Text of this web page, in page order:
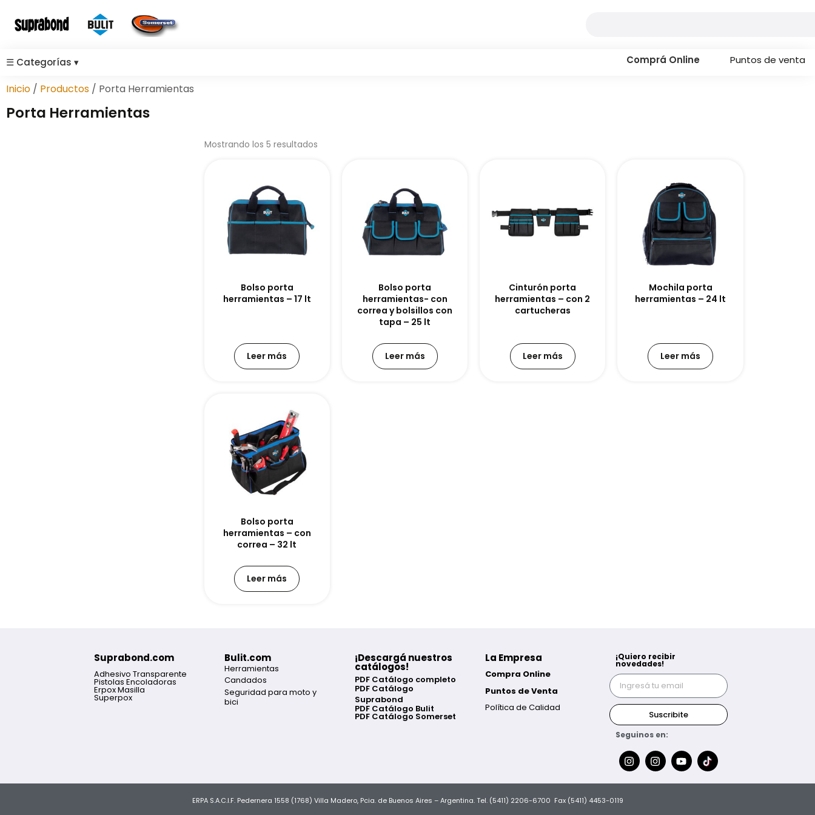
☰ Categorías ▾ Comprá Online Puntos de venta
Inicio / Productos / Porta Herramientas
Porta Herramientas
Mostrando los 5 resultados
Bolso porta
herramientas – 17 lt
Leer más
Bolso porta
herramientas- con
correa y bolsillos con
tapa – 25 lt
Leer más
Cinturón porta
herramientas – con 2
cartucheras
Leer más
Mochila porta
herramientas – 24 lt
Leer más
Bolso porta
herramientas – con
correa – 32 lt
Leer más
Suprabond.com
Adhesivo Transparente
Pistolas Encoladoras
Erpox Masilla
Superpox
Bulit.com
Herramientas
Candados
Seguridad para moto y
bici
¡Descargá nuestros
catálogos!
PDF Catálogo completo
PDF Catálogo
Suprabond
PDF Catálogo Bulit
PDF Catálogo Somerset
La Empresa
Compra Online
Puntos de Venta
Política de Calidad
¡Quiero recibir
novedades!
Suscribite
Seguinos en:
ERPA S.A.C.I.F. Pedernera 1558 (1768) Villa Madero, Pcia. de Buenos Aires – Argentina. Tel. (5411) 2206-6700 Fax (5411) 4453-0119